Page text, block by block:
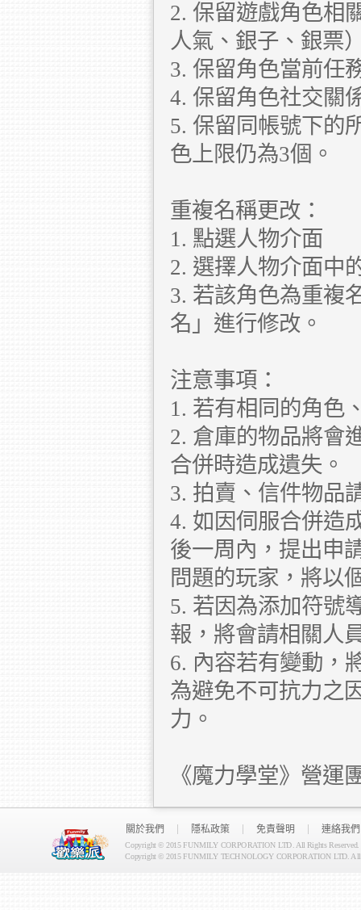
2. 保留遊戲角色相
人氣、銀子、銀票
3. 保留角色當前任
4. 保留角色社交
5. 保留同帳號下的
色上限仍為3個。
重複名稱更改：
1. 點選人物介面
2. 選擇人物介面中
3. 若該角色為重複
名」進行修改。
注意事項：
1. 若有相同的角色
2. 倉庫的物品將會
合併時造成遺失。
3. 拍賣、信件物品
4. 如因伺服合併造
後一周內，提出申
問題的玩家，將以
5. 若因為添加符號
報，將會請相關人
6. 內容若有變動，
為避免不可抗力之
力。
《魔力學堂》營運
關於我們 隱私政策 免責聲明 連絡我們
Copyright © 2015 FUNMILY CORPORATION LTD. All Rights Reserved.
Copyright © 2015 FUNMILY TECHNOLOGY CORPORATION LTD. All